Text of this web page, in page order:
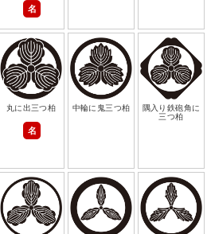
名
丸に出三つ柏
名
中輪に鬼三つ柏
隅入り鉄砲角に
三つ柏